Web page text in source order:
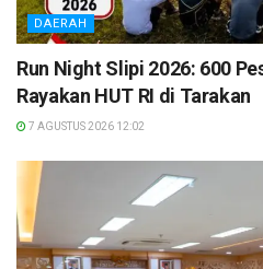
DAERAH
Run Night Slipi 2026: 600
Rayakan HUT RI di Tarakan
7 AGUSTUS 2026 12:02